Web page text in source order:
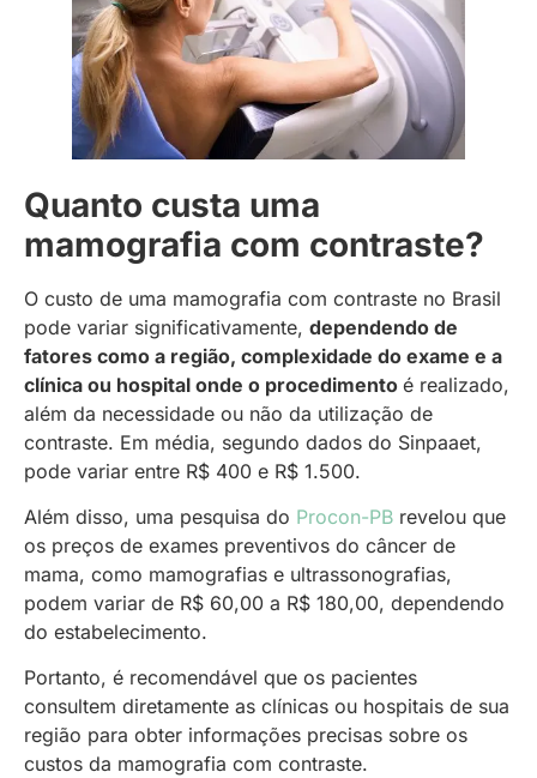
Quanto custa uma
mamografia com contraste?
O custo de uma mamografia com contraste no Brasil
pode variar significativamente, dependendo de
fatores como a região, complexidade do exame e a
clínica ou hospital onde o procedimento é realizado,
além da necessidade ou não da utilização de
contraste. Em média, segundo dados do Sinpaaet,
pode variar entre R$ 400 e R$ 1.500.
Além disso, uma pesquisa do Procon-PB revelou que
os preços de exames preventivos do câncer de
mama, como mamografias e ultrassonografias,
podem variar de R$ 60,00 a R$ 180,00, dependendo
do estabelecimento.
Portanto, é recomendável que os pacientes
consultem diretamente as clínicas ou hospitais de sua
região para obter informações precisas sobre os
custos da mamografia com contraste.